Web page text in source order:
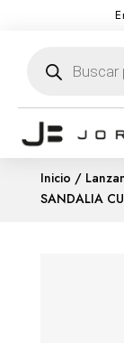
productos
Inicio /
SANDALIA